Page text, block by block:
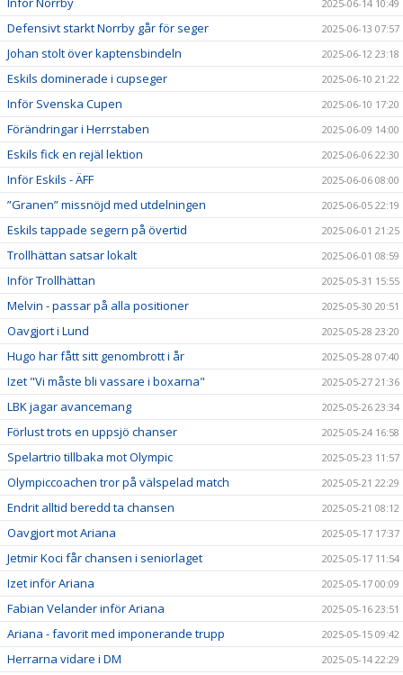
2025-06-14 10:49
Defensivt starkt Norrby går för seger 2025-06-13 07:57
Johan stolt över kaptensbindeln 2025-06-12 23:18
Eskils dominerade i cupseger 2025-06-10 21:22
Inför Svenska Cupen 2025-06-10 17:20
Förändringar i Herrstaben 2025-06-09 14:00
Eskils fick en rejäl lektion 2025-06-06 22:30
Inför Eskils - ÄFF 2025-06-06 08:00
”Granen” missnöjd med utdelningen 2025-06-05 22:19
Eskils tappade segern på övertid 2025-06-01 21:25
Trollhättan satsar lokalt 2025-06-01 08:59
Inför Trollhättan 2025-05-31 15:55
Melvin - passar på alla positioner 2025-05-30 20:51
Oavgjort i Lund 2025-05-28 23:20
Hugo har fått sitt genombrott i år 2025-05-28 07:40
Izet "Vi måste bli vassare i boxarna" 2025-05-27 21:36
LBK jagar avancemang 2025-05-26 23:34
Förlust trots en uppsjö chanser 2025-05-24 16:58
Spelartrio tillbaka mot Olympic 2025-05-23 11:57
Olympiccoachen tror på välspelad match 2025-05-21 22:29
Endrit alltid beredd ta chansen 2025-05-21 08:12
Oavgjort mot Ariana 2025-05-17 17:37
Jetmir Koci får chansen i seniorlaget 2025-05-17 11:54
Izet inför Ariana 2025-05-17 00:09
Fabian Velander inför Ariana 2025-05-16 23:51
Ariana - favorit med imponerande trupp 2025-05-15 09:42
Herrarna vidare i DM 2025-05-14 22:29